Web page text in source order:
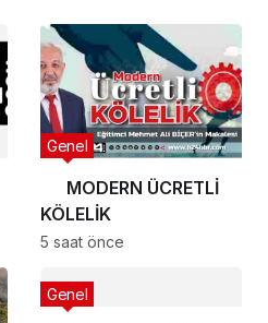
MODERN ÜCRETLİ
KÖLELİK
Genel
5 saat önce
Genel